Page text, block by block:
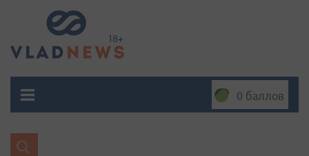
0 баллов